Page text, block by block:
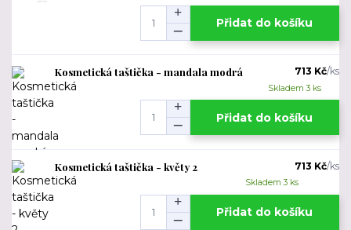
Přidat do košíku
Kosmetická taštička - mandala modrá 713 Kč/ks
Skladem 3 ks
Přidat do košíku
Kosmetická taštička - květy 2 713 Kč/ks
Skladem 3 ks
Přidat do košíku